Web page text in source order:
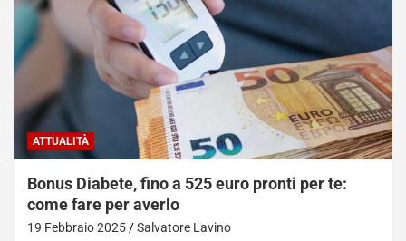
ATTUALITÀ
Bonus Diabete, fino a 525 euro pronti per te:
come fare per averlo
19 Febbraio 2025 Salvatore Lavino